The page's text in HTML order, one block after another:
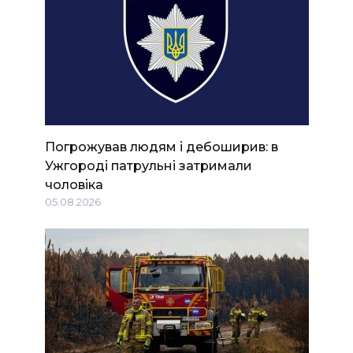
Погрожував людям і дебоширив: в
Ужгороді патрульні затримали
чоловіка
05.08.2026